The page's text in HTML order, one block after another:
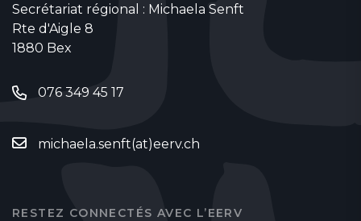
Secrétariat régional : Michaela Senft
Rte d'Aigle 8
1880 Bex
076 349 45 17
michaela.senft(at)eerv.ch
RESTEZ CONNECTÉS AVEC L’EERV